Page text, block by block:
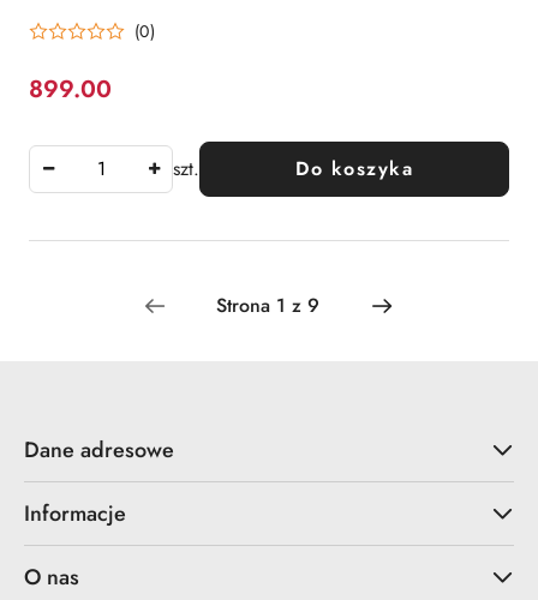
(0)
Cena:
899.00
szt. Do koszyka
Dane adresowe
Informacje
O nas